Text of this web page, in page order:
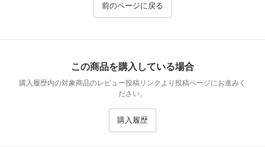
前のページに戻る
この商品を購入している場合
購入履歴内の対象商品のレビュー投稿リンクより投稿ページにお進みく
ださい。
購入履歴